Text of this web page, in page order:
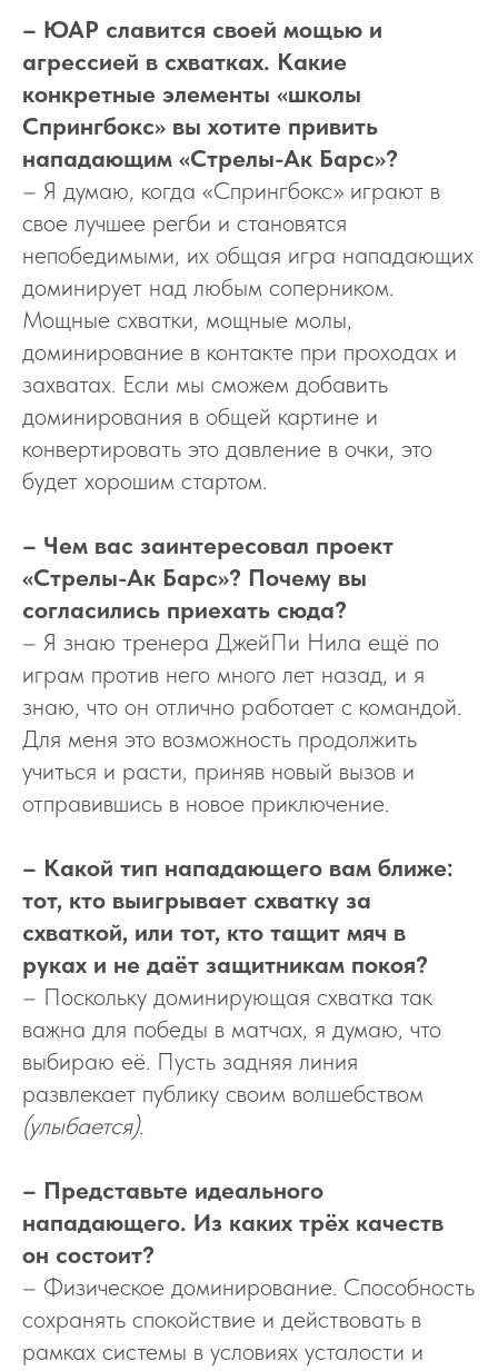
– ЮАР славится своей мощью и
агрессией в схватках. Какие
конкретные элементы «школы
Спрингбокс» вы хотите привить
нападающим «Стрелы-Ак Барс»?
– Я думаю, когда «Спрингбокс» играют в
свое лучшее регби и становятся
непобедимыми, их общая игра нападающих
доминирует над любым соперником.
Мощные схватки, мощные молы,
доминирование в контакте при проходах и
захватах. Если мы сможем добавить
доминирования в общей картине и
конвертировать это давление в очки, это
будет хорошим стартом.
– Чем вас заинтересовал проект
«Стрелы-Ак Барс»? Почему вы
согласились приехать сюда?
– Я знаю тренера ДжейПи Нила ещё по
играм против него много лет назад, и я
знаю, что он отлично работает с командой.
Для меня это возможность продолжить
учиться и расти, приняв новый вызов и
отправившись в новое приключение.
– Какой тип нападающего вам ближе:
тот, кто выигрывает схватку за
схваткой, или тот, кто тащит мяч в
руках и не даёт защитникам покоя?
– Поскольку доминирующая схватка так
важна для победы в матчах, я думаю, что
выбираю её. Пусть задняя линия
развлекает публику своим волшебством
(улыбается).
– Представьте идеального
нападающего. Из каких трёх качеств
он состоит?
– Физическое доминирование. Способность
сохранять спокойствие и действовать в
рамках системы в условиях усталости и